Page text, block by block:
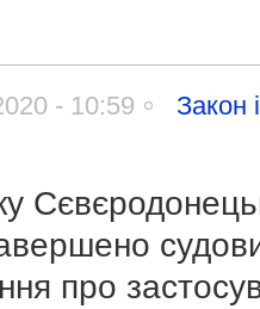
- 10:59 Закон
про